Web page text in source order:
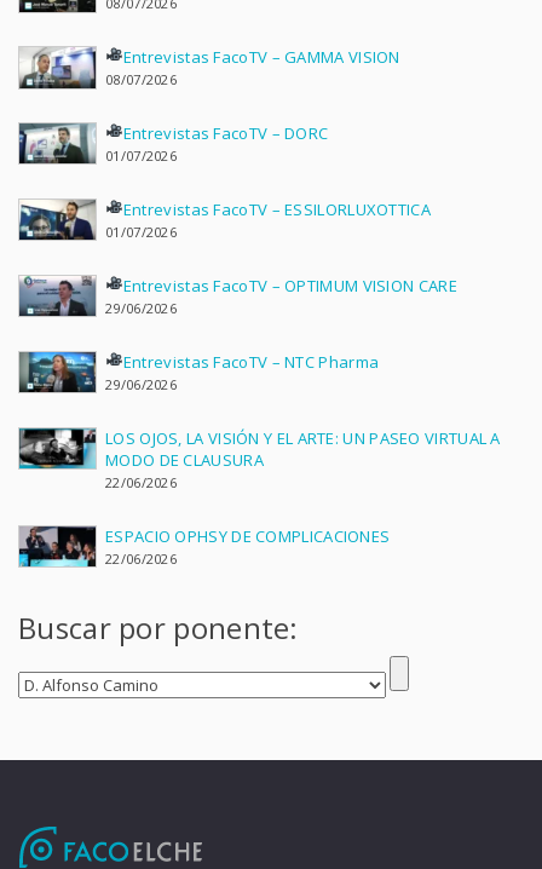
Entrevistas FacoTV – GAMMA VISION
08/07/2026
Entrevistas FacoTV – DORC
01/07/2026
Entrevistas FacoTV – ESSILORLUXOTTICA
01/07/2026
Entrevistas FacoTV – OPTIMUM VISION CARE
29/06/2026
Entrevistas FacoTV – NTC Pharma
29/06/2026
LOS OJOS, LA VISIÓN Y EL ARTE: UN PASEO VIRTUAL A
MODO DE CLAUSURA
22/06/2026
ESPACIO OPHSY DE COMPLICACIONES
22/06/2026
Buscar por ponente: